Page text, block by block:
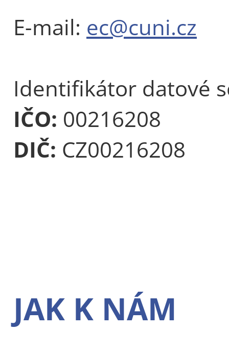
E-mail: ec@cuni.cz
Identifikátor datové
IČO: 00216208
DIČ: CZ00216208
JAK K NÁM